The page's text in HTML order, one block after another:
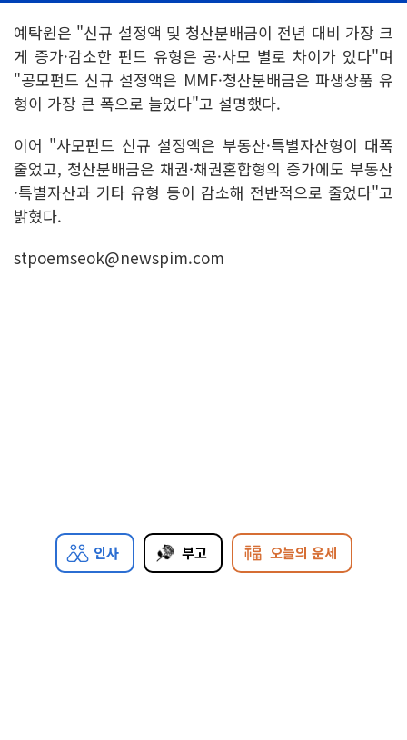
예탁원은 "신규 설정액 및 청산분배금이 전년 대비 가장 크
게 증가·감소한 펀드 유형은 공·사모 별로 차이가 있다"며
"공모펀드 신규 설정액은 MMF·청산분배금은 파생상품 유
형이 가장 큰 폭으로 늘었다"고 설명했다.
이어 "사모펀드 신규 설정액은 부동산·특별자산형이 대폭
줄었고, 청산분배금은 채권·채권혼합형의 증가에도 부동산
·특별자산과 기타 유형 등이 감소해 전반적으로 줄었다"고
밝혔다.
stpoemseok@newspim.com
인사 부고 오늘의 운세